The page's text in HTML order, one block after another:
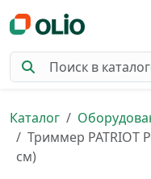
Каталог
Триммер PATRIOT
см)